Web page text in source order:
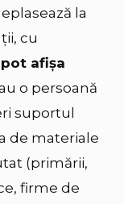
la
cu
afișa
o persoană
suportul
de materiale
(primării,
firme de